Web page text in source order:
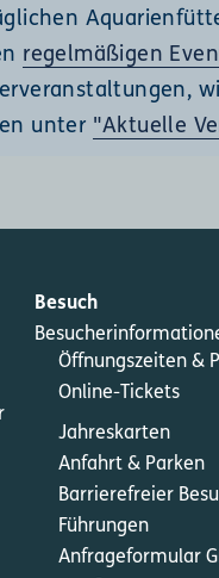
regelmäßigen
unter "Aktuelle
Besuch
Öffnungszeiten &
Online-Tickets
Jahreskarten
Anfahrt & Parken
Barrierefreier
Führungen
Anfrageformular